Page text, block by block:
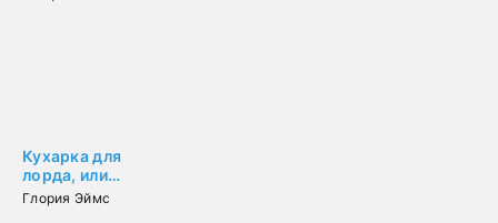
Кухарка для
лорда, или
Магия поместья
Эверли
Глория Эймс